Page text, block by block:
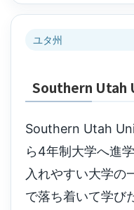
ユタ州
Southern Utah
Southern Utah
ら4年制大学へ進
入れやすい大学の
で落ち着いて学び